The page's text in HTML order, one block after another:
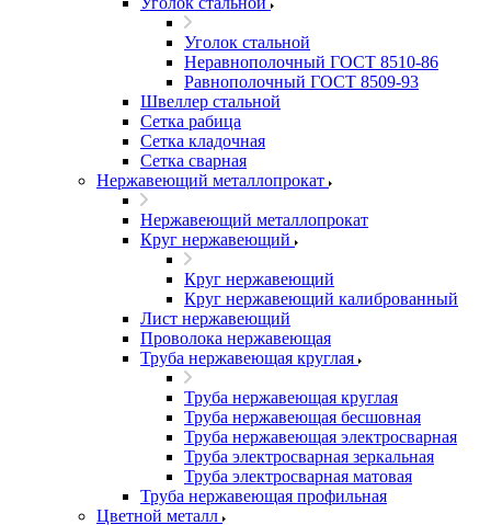
Уголок стальной
Неравнополочный ГОСТ 8510-86
Равнополочный ГОСТ 8509-93
Швеллер стальной
Сетка рабица
Сетка кладочная
Сетка сварная
Нержавеющий металлопрокат
Нержавеющий металлопрокат
Круг нержавеющий
Круг нержавеющий
Круг нержавеющий калиброванный
Лист нержавеющий
Проволока нержавеющая
Труба нержавеющая круглая
Труба нержавеющая круглая
Труба нержавеющая бесшовная
Труба нержавеющая электросварная
Труба электросварная зеркальная
Труба электросварная матовая
Труба нержавеющая профильная
Цветной металл